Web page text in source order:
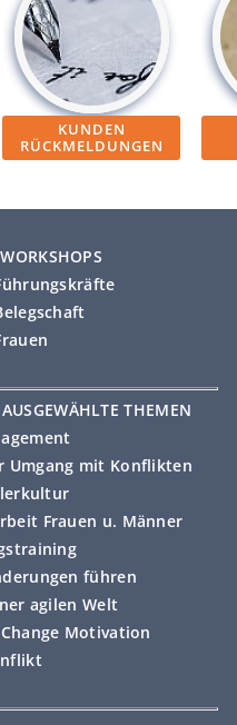
KUNDEN
RÜCKMELDUNGEN
THEMEN
Umgang mit Konflikten
Frauen u. Männer
führen
agilen Welt
Motivation